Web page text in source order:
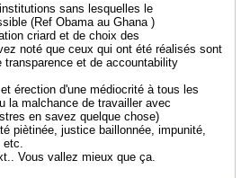
sans lesquelles le
(Ref Obama au Ghana )
criard et de choix des
noté que ceux qui ont été réalisés sont
transparence et de accountability
érection d'une médiocrité à tous les
la malchance de travailler avec
en savez quelque chose)
piètinée, justice baillonnée, impunité,
Vous vallez mieux que ça.